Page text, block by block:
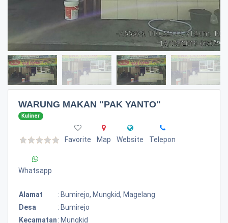
WARUNG MAKAN "PAK YANTO"
Kuliner
Favorite Map Website Telepon
Whatsapp
Alamat : Bumirejo, Mungkid, Magelang
Desa
: Bumirejo
Kecamatan : Mungkid